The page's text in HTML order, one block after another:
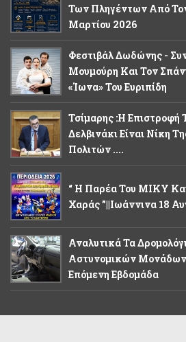
Των Πληγέντων Από
Μαρτίου 2026
Φεστιβάλ Δωδώνης -
Μουμούρη Και Τον
«Ίωνα» Του Ευριπίδη
Τσίμαρης :Η
Δελβινάκι Είναι Νίκη
Πολιτών ....
“ Η Παρέα Του ΜΙΚΥ
Χαράς ”||Ιωάννινα 18
Αναλυτικά Τα
Αστυνομικών Μονάδων
Επόμενη Εβδομάδα